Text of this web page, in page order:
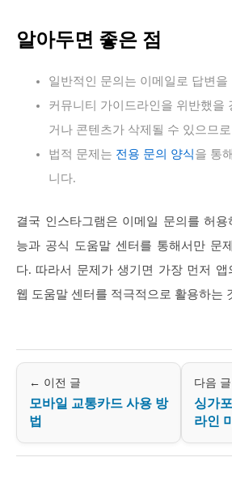
알아두면 좋은 점
일반적인 문의는 이메일로 답변을
커뮤니티 가이드라인을 위반했을
거나 콘텐츠가 삭제될 수 있으므
법적 문제는 전용 문의 양식을 통
니다.
결국 인스타그램은 이메일 문의를 허용
능과 공식 도움말 센터를 통해서만 문
다. 따라서 문제가 생기면 가장 먼저 앱
웹 도움말 센터를 적극적으로 활용하는
← 이전 글
모바일 교통카드 사용 방
법
다음
싱가
라인